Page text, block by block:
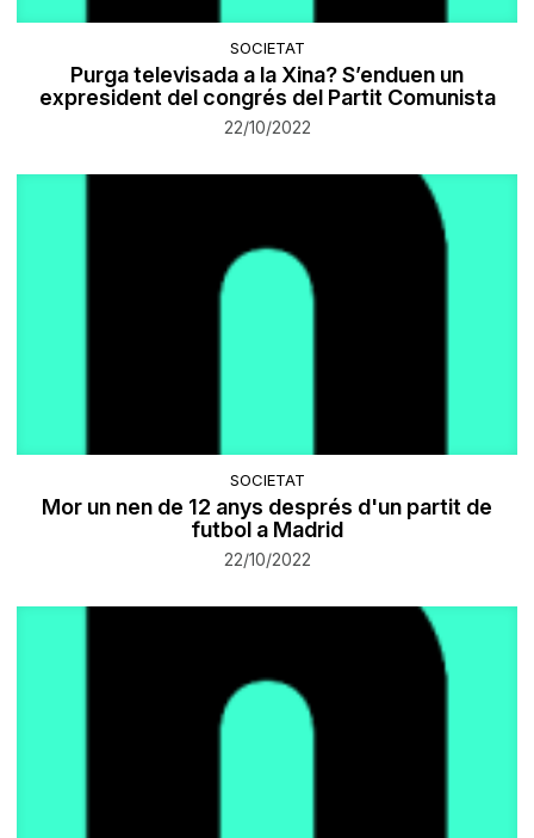
SOCIETAT
Purga televisada a la Xina? S’enduen un
expresident del congrés del Partit Comunista
22/10/2022
SOCIETAT
Mor un nen de 12 anys després d'un partit de
futbol a Madrid
22/10/2022